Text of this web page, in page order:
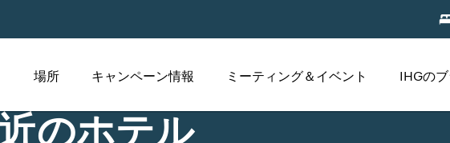
場所 キャンペーン情報 ミーティング＆イベント IHGの
のホテル